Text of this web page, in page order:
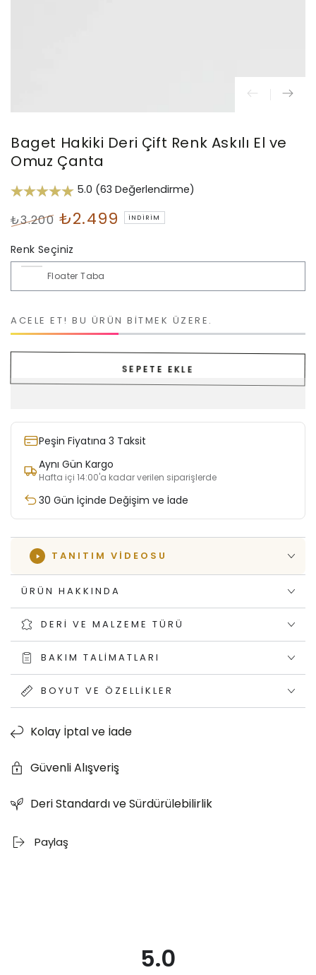
Baget Hakiki Deri Çift Renk Askılı El ve
Omuz Çanta
5.0 (63 Değerlendirme)
fiyat
₺3.200
Fiyat
₺2.499 İNDIRIM
Renk Seçiniz
ACELE ET! BU ÜRÜN BITMEK ÜZERE.
SEPETE EKLE
Peşin Fiyatına 3 Taksit
Aynı Gün Kargo
Hafta içi 14:00'a kadar verilen siparişlerde
30 Gün İçinde Değişim ve İade
TANITIM VIDEOSU
ÜRÜN HAKKINDA
DERI VE MALZEME TÜRÜ
BAKIM TALIMATLARI
BOYUT VE ÖZELLIKLER
Kolay İptal ve İade
Güvenli Alışveriş
Deri Standardı ve Sürdürülebilirlik
Paylaş
5.0